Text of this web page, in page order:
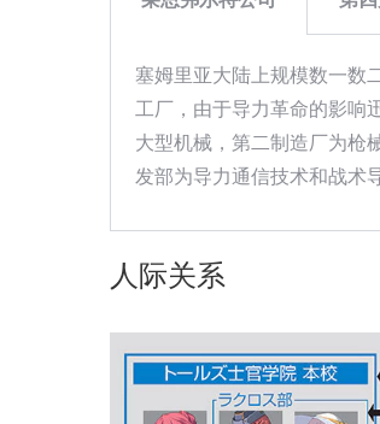
塞姆里亚大陆上规模数一数
工厂，由于导力革命的影响
大型机械，第二制造厂为枪
发部为导力通信技术和战术
人际关系